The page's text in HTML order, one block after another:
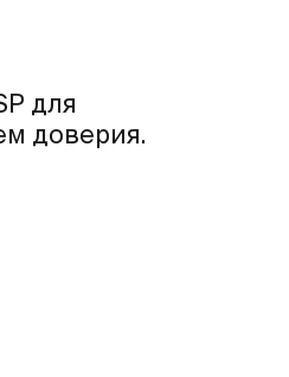
для
доверия.